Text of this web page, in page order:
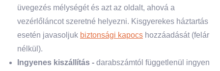
üvegezés mélységét és azt az oldalt, ahová a
vezérlőláncot szeretné helyezni. Kisgyerekes háztartás
esetén javasoljuk biztonsági kapocs hozzáadását (felár
nélkül).
Ingyenes kiszállítás - darabszámtól függetlenül ingyen